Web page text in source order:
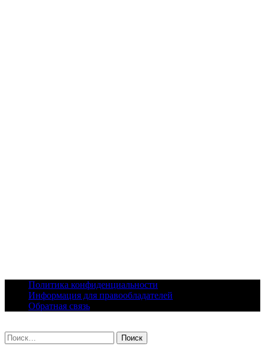
content
Политика конфиденциальности
Информация для правообладателей
Обратная связь
Найти: